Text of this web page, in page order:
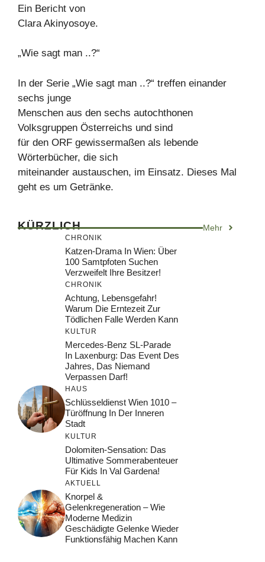
Ein Bericht von
Clara Akinyosoye.
„Wie sagt man ..?“
In der Serie „Wie sagt man ..?“ treffen einander
sechs junge
Menschen aus den sechs autochthonen
Volksgruppen Österreichs und sind
für den ORF gewissermaßen als lebende
Wörterbücher, die sich
miteinander austauschen, im Einsatz. Dieses Mal
geht es um Getränke.
KÜRZLICH Mehr
CHRONIK
Katzen-Drama In Wien: Über
100 Samtpfoten Suchen
Verzweifelt Ihre Besitzer!
CHRONIK
Achtung, Lebensgefahr!
Warum Die Erntezeit Zur
Tödlichen Falle Werden Kann
KULTUR
Mercedes-Benz SL-Parade
In Laxenburg: Das Event Des
Jahres, Das Niemand
Verpassen Darf!
HAUS
Schlüsseldienst Wien 1010 –
Türöffnung In Der Inneren
Stadt
KULTUR
Dolomiten-Sensation: Das
Ultimative Sommerabenteuer
Für Kids In Val Gardena!
AKTUELL
Knorpel &
Gelenkregeneration – Wie
Moderne Medizin
Geschädigte Gelenke Wieder
Funktionsfähig Machen Kann